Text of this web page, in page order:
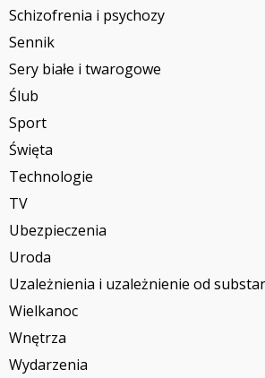
Schizofrenia i psychozy
Sennik
Sery białe i twarogowe
Ślub
Sport
Święta
Technologie
TV
Ubezpieczenia
Uroda
Uzależnienia i uzależnienie od
Wielkanoc
Wnętrza
Wydarzenia